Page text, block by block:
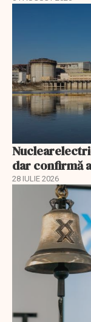
dar confirmă
28 IULIE 2026